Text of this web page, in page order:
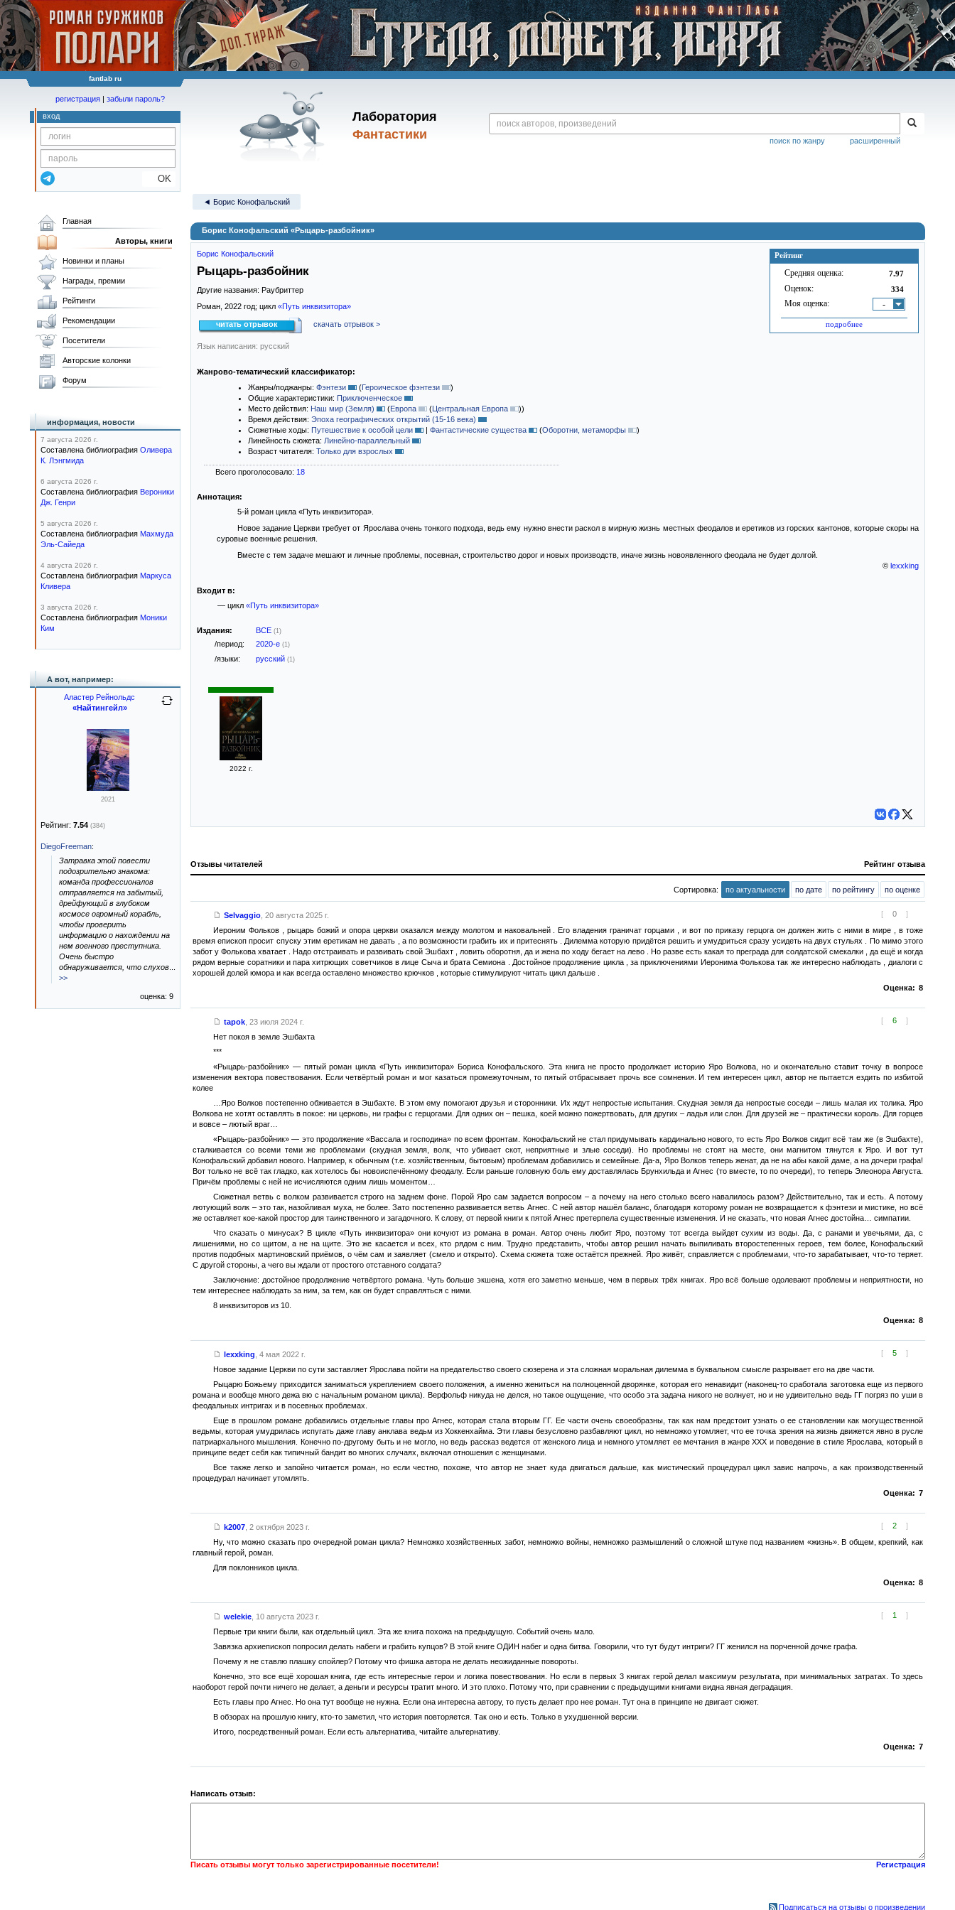
fantlab ru
Лаборатория
Фантастики
расширенный
поиск по жанру
регистрация | забыли пароль?
вход
OK
◄ Борис Конофальский
Борис Конофальский «Рыцарь-разбойник»
Рейтинг
Средняя оценка: 7.97
Оценок: 334
Моя оценка: -
подробнее
Борис Конофальский
Рыцарь-разбойник
Другие названия: Раубриттер
Роман, 2022 год; цикл «Путь инквизитора»
читать отрывок скачать отрывок >
Язык написания: русский
Жанрово-тематический классификатор:
Жанры/поджанры: Фэнтези (Героическое фэнтези
)
Общие характеристики: Приключенческое
Место действия: Наш мир (Земля) (Европа (Центральная Европа ))
Время действия: Эпоха географических открытий (15-16 века)
Сюжетные ходы: Путешествие к особой цели | Фантастические существа (Оборотни, метаморфы
)
Линейность сюжета: Линейно-параллельный
Возраст читателя: Только для взрослых
Всего проголосовало: 18
Аннотация:
5-й роман цикла «Путь инквизитора».
Новое задание Церкви требует от Ярослава очень тонкого подхода, ведь ему нужно внести раскол в мирную жизнь местных феодалов и еретиков из горских кантонов, которые скоры на
суровые военные решения.
Вместе с тем задаче мешают и личные проблемы, посевная, строительство дорог и новых производств, иначе жизнь новоявленного феодала не будет долгой.
© lexxking
Входит в:
— цикл «Путь инквизитора»
Издания: ВСЕ (1)
/период: 2020-е (1)
/языки: русский (1)
2022 г.
Отзывы читателей Рейтинг отзыва
Сортировка: по актуальности по дате по рейтингу по оценке
[ 0 ]
Selvaggio, 20 августа 2025 г.
Иероним Фольков , рыцарь божий и опора церкви оказался между молотом и наковальней . Его владения граничат горцами , и вот по приказу герцога он должен жить с ними в мире , в тоже
время епископ просит спуску этим еретикам не давать , а по возможности грабить их и притеснять . Дилемма которую придётся решить и умудриться сразу усидеть на двух стульях . По мимо этого
забот у Фолькова хватает . Надо отстраивать и развивать свой Эшбахт , ловить оборотня, да и жена по ходу бегает на лево . Но разве есть какая то преграда для солдатской смекалки , да ещё и когда
рядом верные соратники и пара хитрющих советчиков в лице Сыча и брата Семиона . Достойное продолжение цикла , за приключениями Иеронима Фолькова так же интересно наблюдать , диалоги с
хорошей долей юмора и как всегда оставлено множество крючков , которые стимулируют читать цикл дальше .
Оценка: 8
[ 6 ]
tapok, 23 июля 2024 г.
Нет покоя в земле Эшбахта
***
«Рыцарь-разбойник» — пятый роман цикла «Путь инквизитора» Бориса Конофальского. Эта книга не просто продолжает историю Яро Волкова, но и окончательно ставит точку в вопросе
изменения вектора повествования. Если четвёртый роман и мог казаться промежуточным, то пятый отбрасывает прочь все сомнения. И тем интересен цикл, автор не пытается ездить по избитой
колее
…Яро Волков постепенно обживается в Эшбахте. В этом ему помогают друзья и сторонники. Их ждут непростые испытания. Скудная земля да непростые соседи – лишь малая их толика. Яро
Волкова не хотят оставлять в покое: ни церковь, ни графы с герцогами. Для одних он – пешка, коей можно пожертвовать, для других – ладья или слон. Для друзей же – практически король. Для горцев
и вовсе – лютый враг…
«Рыцарь-разбойник» — это продолжение «Вассала и господина» по всем фронтам. Конофальский не стал придумывать кардинально нового, то есть Яро Волков сидит всё там же (в Эшбахте),
сталкивается со всеми теми же проблемами (скудная земля, волк, что убивает скот, неприятные и злые соседи). Но проблемы не стоят на месте, они магнитом тянутся к Яро. И вот тут
Конофальский добавил нового. Например, к обычным (т.е. хозяйственным, бытовым) проблемам добавились и семейные. Да-а, Яро Волков теперь женат, да не на абы какой даме, а на дочери графа!
Вот только не всё так гладко, как хотелось бы новоиспечённому феодалу. Если раньше головную боль ему доставлялась Брунхильда и Агнес (то вместе, то по очереди), то теперь Элеонора Августа.
Причём проблемы с ней не исчисляются одним лишь моментом…
Сюжетная ветвь с волком развивается строго на заднем фоне. Порой Яро сам задается вопросом – а почему на него столько всего навалилось разом? Действительно, так и есть. А потому
лютующий волк – это так, назойливая муха, не более. Зато постепенно развивается ветвь Агнес. С ней автор нашёл баланс, благодаря которому роман не возвращается к фэнтези и мистике, но всё
же оставляет кое-какой простор для таинственного и загадочного. К слову, от первой книги к пятой Агнес претерпела существенные изменения. И не сказать, что новая Агнес достойна… симпатии.
Что сказать о минусах? В цикле «Путь инквизитора» они кочуют из романа в роман. Автор очень любит Яро, поэтому тот всегда выйдет сухим из воды. Да, с ранами и увечьями, да, с
лишениями, но со щитом, а не на щите. Это же касается и всех, кто рядом с ним. Трудно представить, чтобы автор решил начать выпиливать второстепенных героев, тем более, Конофальский
против подобных мартиновский приёмов, о чём сам и заявляет (смело и открыто). Схема сюжета тоже остаётся прежней. Яро живёт, справляется с проблемами, что-то зарабатывает, что-то теряет.
С другой стороны, а чего вы ждали от простого отставного солдата?
Заключение: достойное продолжение четвёртого романа. Чуть больше экшена, хотя его заметно меньше, чем в первых трёх книгах. Яро всё больше одолевают проблемы и неприятности, но
тем интереснее наблюдать за ним, за тем, как он будет справляться с ними.
8 инквизиторов из 10.
Оценка: 8
[ 5 ]
lexxking 4 мая 2022 г.
Новое задание Церкви по сути заставляет Ярослава пойти на предательство своего сюзерена и эта сложная моральная дилемма в буквальном смысле разрывает его на две части.
Рыцарю Божьему приходится заниматься укреплением своего положения, а именно жениться на полноценной дворянке, которая его ненавидит (наконец-то сработала заготовка еще из первого
романа и вообще много дежа вю с начальным романом цикла). Верфольф никуда не делся, но такое ощущение, что особо эта задача никого не волнует, но и не удивительно ведь ГГ погряз по уши в
феодальных интригах и в посевных проблемах.
Еще в прошлом романе добавились отдельные главы про Агнес, которая стала вторым ГГ. Ее части очень своеобразны, так как нам предстоит узнать о ее становлении как могущественной
ведьмы, которая умудрилась испугать даже главу анклава ведьм из Хоккенхайма. Эти главы безусловно разбавляют цикл, но немножко утомляет, что ее точка зрения на жизнь движется явно в русле
патриархального мышления. Конечно по-другому быть и не могло, но ведь рассказ ведется от женского лица и немного утомляет ее мечтания в жанре ХХХ и поведение в стиле Ярослава, который в
принципе ведет себя как типичный бандит во многих случаях, включая отношения с женщинами.
Все также легко и запойно читается роман, но если честно, похоже, что автор не знает куда двигаться дальше, как мистический процедурал цикл завис напрочь, а как производственный
процедурал начинает утомлять.
Оценка: 7
[ 2 ]
k2007, 2 октября 2023 г.
Ну, что можно сказать про очередной роман цикла? Немножко хозяйственных забот, немножко войны, немножко размышлений о сложной штуке под названием «жизнь». В общем, крепкий, как
главный герой, роман.
Для поклонников цикла.
Оценка: 8
[ 1 ]
welekie, 10 августа 2023 г.
Первые три книги были, как отдельный цикл. Эта же книга похожа на предыдущую. Событий очень мало.
Завязка архиепископ попросил делать набеги и грабить купцов? В этой книге ОДИН набег и одна битва. Говорили, что тут будут интриги? ГГ женился на порченной дочке графа.
Почему я не ставлю плашку спойлер? Потому что фишка автора не делать неожиданные повороты.
Конечно, это все ещё хорошая книга, где есть интересные герои и логика повествования. Но если в первых 3 книгах герой делал максимум результата, при минимальных затратах. То здесь
наоборот герой почти ничего не делает, а деньги и ресурсы тратит много. И это плохо. Потому что, при сравнении с предыдущими книгами видна явная деградация.
Есть главы про Агнес. Но она тут вообще не нужна. Если она интересна автору, то пусть делает про нее роман. Тут она в принципе не двигает сюжет.
В обзорах на прошлую книгу, кто-то заметил, что история повторяется. Так оно и есть. Только в ухудшенной версии.
Итого, посредственный роман. Если есть альтернатива, читайте альтернативу.
Оценка: 7
Написать отзыв:
Писать отзывы могут только зарегистрированные посетители! Регистрация
Подписаться на отзывы о произведении
Главная
Авторы, книги
Новинки и планы
Награды, премии
Рейтинги
Рекомендации
Посетители
Авторские колонки
Форум
информация, новости
7 августа 2026 г.
Составлена библиография Оливера
К. Лэнгмида
6 августа 2026 г.
Составлена библиография Вероники
Дж. Генри
5 августа 2026 г.
Составлена библиография Махмуда
Эль-Сайеда
4 августа 2026 г.
Составлена библиография Маркуса
Кливера
3 августа 2026 г.
Составлена библиография Моники
Ким
А вот, например:
Аластер Рейнольдс
«Найтингейл»
2021
Рейтинг: 7.54 (384)
DiegoFreeman:
Затравка этой повести
подозрительно знакома:
команда профессионалов
отправляется на забытый,
дрейфующий в глубоком
космосе огромный корабль,
чтобы проверить
информацию о нахождении на
нем военного преступника.
Очень быстро
обнаруживается, что слухов
>>
оценка: 9